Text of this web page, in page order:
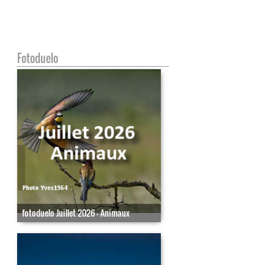
Fotoduelo
fotoduelo Juillet 2026 - Animaux